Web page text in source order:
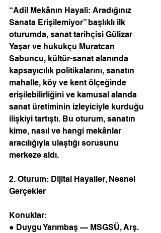
“Adil Mekânın Hayali: Aradığınız
Sanata Erişilemiyor” başlıklı ilk
oturumda, sanat tarihçisi Gülizar
Yaşar ve hukukçu Muratcan
Sabuncu, kültür-sanat alanında
kapsayıcılık politikalarını, sanatın
mahalle, köy ve kent ölçeğinde
erişilebilirliğini ve kamusal alanda
sanat üretiminin izleyiciyle kurduğu
ilişkiyi tartıştı. Bu oturum, sanatın
kime, nasıl ve hangi mekânlar
aracılığıyla ulaştığı sorusunu
merkeze aldı.
2. Oturum: Dijital Hayaller, Nesnel
Gerçekler
Konuklar:
● Duygu Yarımbaş — MSGSÜ, Arş.